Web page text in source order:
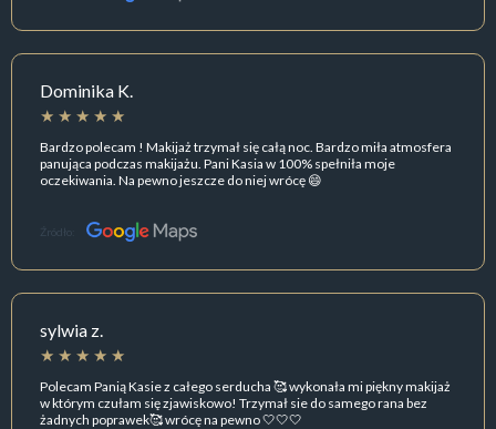
Dominika K.
Bardzo polecam ! Makijaż trzymał się całą noc. Bardzo miła atmosfera
panująca podczas makijażu. Pani Kasia w 100% spełniła moje
oczekiwania. Na pewno jeszcze do niej wrócę 😄
Źródło:
sylwia z.
Polecam Panią Kasie z całego serducha 🥰 wykonała mi piękny makijaż
w którym czułam się zjawiskowo! Trzymał sie do samego rana bez
żadnych poprawek🥰 wrócę na pewno 🤍🤍🤍